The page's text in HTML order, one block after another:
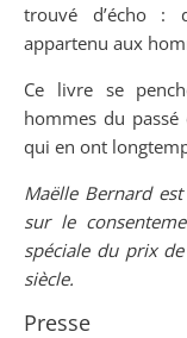
trouvé d’écho :
appartenu aux
Ce livre se
hommes du
qui en ont
Maëlle Bernard
sur le
spéciale du prix de
siècle.
Presse